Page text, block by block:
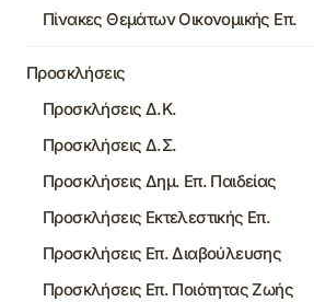
Πίνακες Θεμάτων Οικονομικής Επ.
Προσκλήσεις
Προσκλήσεις Δ.Κ.
Προσκλήσεις Δ.Σ.
Προσκλήσεις Δημ. Επ. Παιδείας
Προσκλήσεις Εκτελεστικής Επ.
Προσκλήσεις Επ. Διαβούλευσης
Προσκλήσεις Επ. Ποιότητας Ζωής